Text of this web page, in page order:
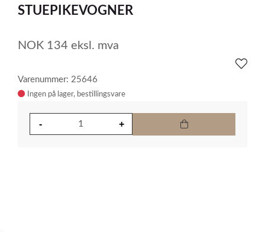
1
STUEPIKEVOGNER
NOK 134 eksl. mva
Varenummer: 25646
Ingen på lager